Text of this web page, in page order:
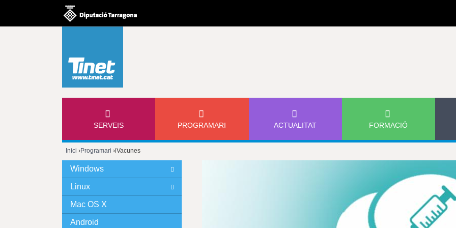
E
N
SERVEIS PROGRAMARI ACTUALITAT FORMACIÓ
Esteu
aquí
Inici ›Programari ›iVacunes
Windows
Linux
Mac OS X
Android